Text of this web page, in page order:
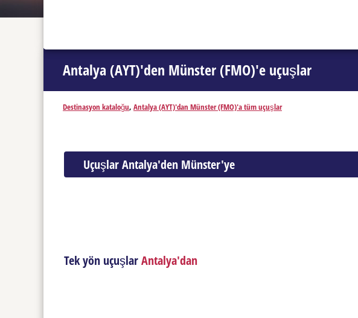
Antalya (AYT)'den Münster (FMO)'e uçuşlar
Destinasyon kataloğu, Antalya (AYT)'dan Münster (FMO)'a tüm uçuşlar
Uçuşlar Antalya'den Münster'ye
Tek yön uçuşlarAntalya'dan